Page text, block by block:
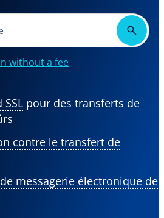
without a fee
pour des transferts de
contre le transfert de
messagerie électronique de